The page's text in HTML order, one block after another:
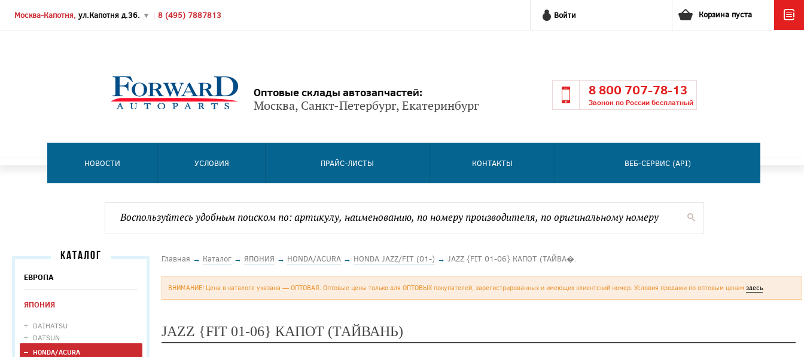
Москва-Капотня, ул.Капотня д.36. ▼ 8 (495) 7887813 Войти Корзина пуста
Оптовые склады автозапчастей:
Москва, Санкт-Петербург, Екатеринбург
8 800 707-78-13
Звонок по России бесплатный
НОВОСТИ УСЛОВИЯ ПРАЙС-ЛИСТЫ КОНТАКТЫ ВЕБ-СЕРВИС (API)
КАТАЛОГ
ЕВРОПА
ЯПОНИЯ
DAIHATSU
DATSUN
HONDA/ACURA
Главная → Каталог → ЯПОНИЯ → HONDA/ACURA → HONDA JAZZ/FIT (01-) → JAZZ {FIT 01-06} КАПОТ (ТАЙВА�.
ВНИМАНИЕ! Цена в каталоге указана — ОПТОВАЯ. Оптовые цены только для ОПТОВЫХ покупателей, зарегистрированных и имеющих клиентский номер. Условия продажи по оптовым ценам здесь.
JAZZ {FIT 01-06} КАПОТ (ТАЙВАНЬ)